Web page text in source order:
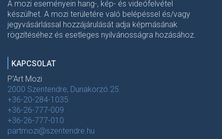
A mozi eseményein hang-, kép- és videófelvétel
készülhet. A mozi területére való belépéssel és/vagy
jegyvásárlással hozzájárulását adja képmásának
rögzítéséhez és esetleges nyilvánosságra hozásához.
KAPCSOLAT
P'Art Mozi
2000 Szentendre, Dunakorzó 25.
+36-20-284-1035
+36-26-777-009
+36-26-777-010
partmozi@szentendre.hu